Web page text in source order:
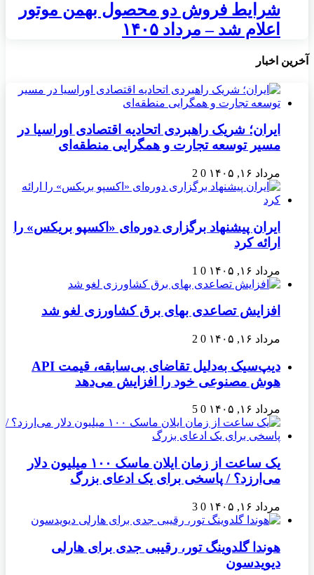
شرایط فروش دو محصول بهمن موتور
اعلام شد – مرداد ۱۴۰۵
آخرین اخبار
ایران؛ شریک راهبردی اتحادیه اقتصادی اوراسیا در
مسیر توسعه تجارت و همگرایی منطقه‌ای
مرداد ۱۶, ۱۴۰۵ 0
2
ایران پیشنهاد برگزاری دوره‌ای «اکسپو بریکس» را
ارائه کرد
مرداد ۱۶, ۱۴۰۵ 0
1
افزایش تصاعدی بهای برق کشاورزی لغو شد
مرداد ۱۶, ۱۴۰۵ 0
2
دیپ‌سیک به‌دلیل تقاضای بی‌سابقه، قیمت API
هوش مصنوعی خود را افزایش می‌دهد
مرداد ۱۶, ۱۴۰۵ 0
5
یک ساعت از زمان ایلان ماسک ۱۰۰ میلیون دلار
می‌ارزد؟ / پاسخی برای یک ادعای بزرگ
مرداد ۱۶, ۱۴۰۵ 0
3
هوندا گلدوینگ تور، رقیبی جدی برای هارلی
دیویدسون